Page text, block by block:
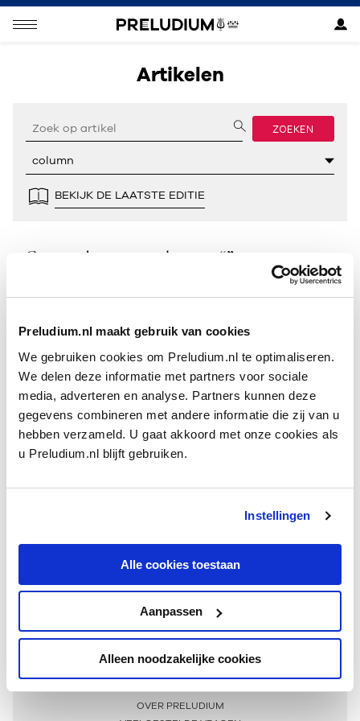
Preludium.nl maakt gebruik van cookies
We gebruiken cookies om Preludium.nl te optimaliseren.
We delen deze informatie met partners voor sociale
media, adverteren en analyse. Partners kunnen deze
gegevens combineren met andere informatie die zij van u
hebben verzameld. U gaat akkoord met onze cookies als
u Preludium.nl blijft gebruiken.
Instellingen
Alle cookies toestaan
Aanpassen
Alleen noodzakelijke cookies
Artikelen
ZOEKEN
BEKIJK DE LAATSTE EDITIE
Geen resultaten gevonden voor “”.
Meer informatie
OVER PRELUDIUM